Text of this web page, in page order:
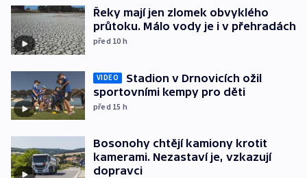
Řeky mají jen zlomek obvyklého
průtoku. Málo vody je i v přehradách
před 10 h
VIDEO
Stadion v Drnovicích ožil
sportovními kempy pro děti
před 15 h
Bosonohy chtějí kamiony krotit
kamerami. Nezastaví je, vzkazují
dopravci